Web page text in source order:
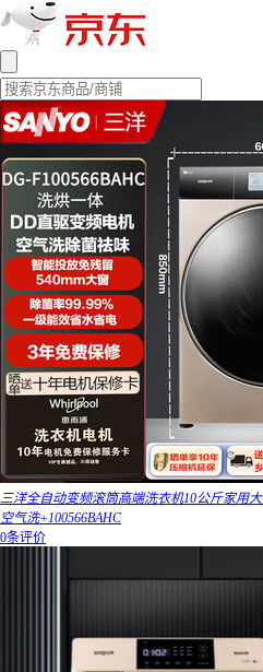
三洋全自动变频滚筒高端洗衣机10公斤家用
空气洗+100566BAHC
0条评价